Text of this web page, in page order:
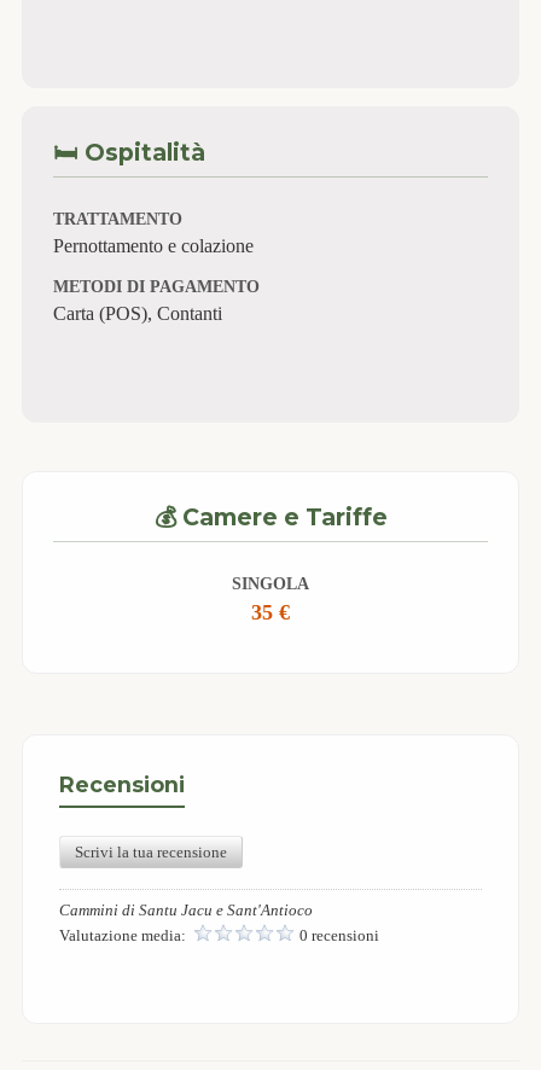
🛏️ Ospitalità
TRATTAMENTO
Pernottamento e colazione
METODI DI PAGAMENTO
Carta (POS), Contanti
💰 Camere e Tariffe
SINGOLA
35 €
Recensioni
Scrivi la tua recensione
Cammini di Santu Jacu e Sant'Antioco
Valutazione media:
0 recensioni